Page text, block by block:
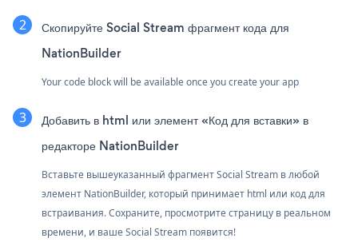
Скопируйте Social Stream фрагмент кода для
NationBuilder
Your code block will be available once you create your app
Добавить в html или элемент «Код для вставки» в
редакторе NationBuilder
Вставьте вышеуказанный фрагмент Social Stream в любой
элемент NationBuilder, который принимает html или код для
встраивания. Сохраните, просмотрите страницу в реальном
времени, и ваше Social Stream появится!